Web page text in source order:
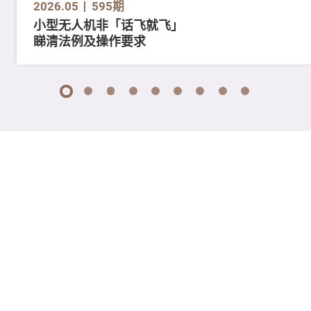
2026.05 595期
小型无人机非「话飞就飞」
睇清法例及操作要求
1 2 3 4 5 6 7 8 9